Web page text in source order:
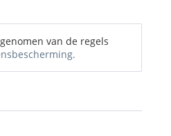
van de regels